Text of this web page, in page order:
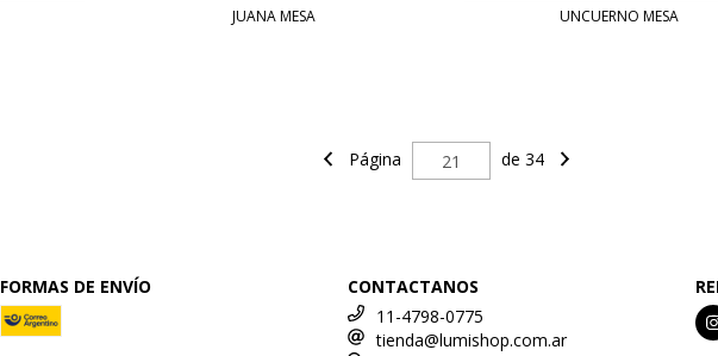
JUANA MESA UNCUERNO MESA
Página de 34
FORMAS DE ENVÍO
CONTACTANOS
11-4798-0775
tienda@lumishop.com.ar